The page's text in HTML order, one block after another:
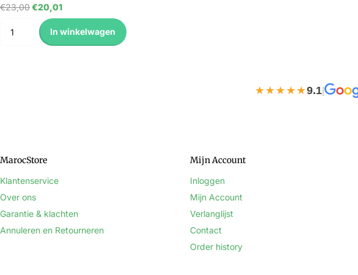
€23,00€20,01
In winkelwagen
★★★★★9.1|
MarocStore
Klantenservice
Over ons
Garantie & klachten
Annuleren en Retourneren
Mijn Account
Inloggen
Mijn Account
Verlanglijst
Contact
Order history